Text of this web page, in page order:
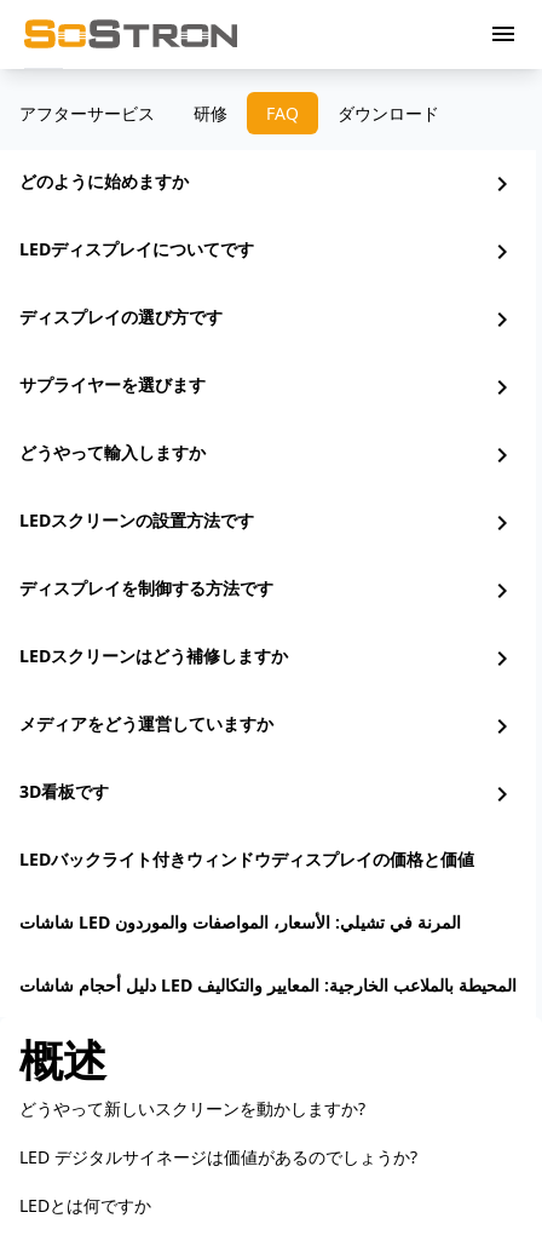
menu
アフターサービス 研修 FAQ ダウンロード
どのように始めますか chevron_right
LEDディスプレイについてです chevron_right
ディスプレイの選び方です chevron_right
サプライヤーを選びます chevron_right
どうやって輸入しますか chevron_right
LEDスクリーンの設置方法です chevron_right
ディスプレイを制御する方法です chevron_right
LEDスクリーンはどう補修しますか chevron_right
メディアをどう運営していますか chevron_right
3D看板です chevron_right
LEDバックライト付きウィンドウディスプレイの価格と価値
شاشات LED المرنة في تشيلي: الأسعار، المواصفات والموردون
دليل أحجام شاشات LED المحيطة بالملاعب الخارجية: المعايير والتكاليف
概述
どうやって新しいスクリーンを動かしますか?
LED デジタルサイネージは価値があるのでしょうか?
LEDとは何ですか